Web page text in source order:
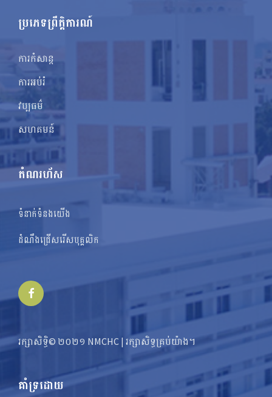
ប្រភេទព្រឹត្តិការណ៍
ការកំសាន្ត
ការអប់រំ
វប្បធម៌
សហគមន៍
តំណរហ័ស
ទំនាក់ទំនងយើង
ដំណឹងជ្រើសរើសបុគ្គលិក
Facebook
រក្សាសិទ្ធិ© ២០២១ NMCHC | រក្សា​​សិទ្ធ​គ្រប់យ៉ាង។
គាំទ្រដោយ